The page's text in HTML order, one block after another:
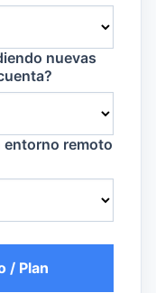
nuevas
entorno remoto
/ Plan